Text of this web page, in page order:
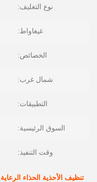
نوع التغليف:
غيغاواط:
الخصائص:
شمال غرب:
التطبيقات:
السوق الرئيسية:
وقت التنفيذ:
تنظيف الأحذية الحذاء